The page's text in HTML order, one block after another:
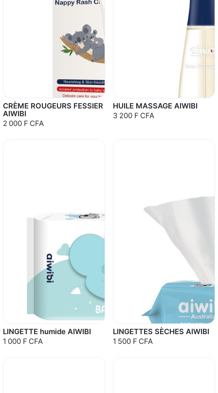
CRÈME ROUGEURS FESSIER
AIWIBI
2 000 F CFA
HUILE MASSAGE AIWIBI
3 200 F CFA
LINGETTE humide AIWIBI
1 000 F CFA
LINGETTES SÈCHES AIWIBI
1 500 F CFA